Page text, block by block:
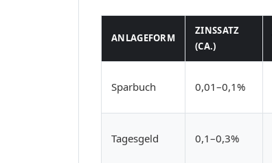
ANLAGEFORM
ZINSSATZ
(CA.)
Sparbuch 0,01–0,1%
Tagesgeld 0,1–0,3%